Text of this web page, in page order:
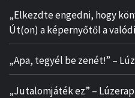
„Elkezdte engedni, hogy
Út(on) a képernyőtől a
„Apa, tegyél be zenét!” –
„Jutalomjáték ez” –